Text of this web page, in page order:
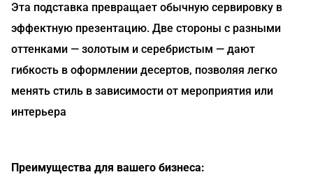
Эта подставка превращает обычную сервировку в
эффектную презентацию. Две стороны с разными
оттенками — золотым и серебристым — дают
гибкость в оформлении десертов, позволяя легко
менять стиль в зависимости от мероприятия или
интерьера
Преимущества для вашего бизнеса: